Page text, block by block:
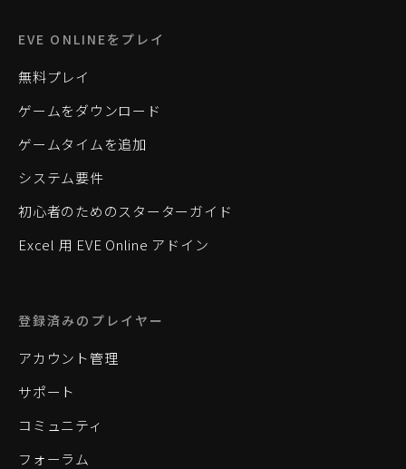
EVE ONLINEをプレイ
無料プレイ
ゲームをダウンロード
ゲームタイムを追加
システム要件
初心者のためのスターターガイド
Excel 用 EVE Online アドイン
登録済みのプレイヤー
アカウント管理
サポート
コミュニティ
フォーラム